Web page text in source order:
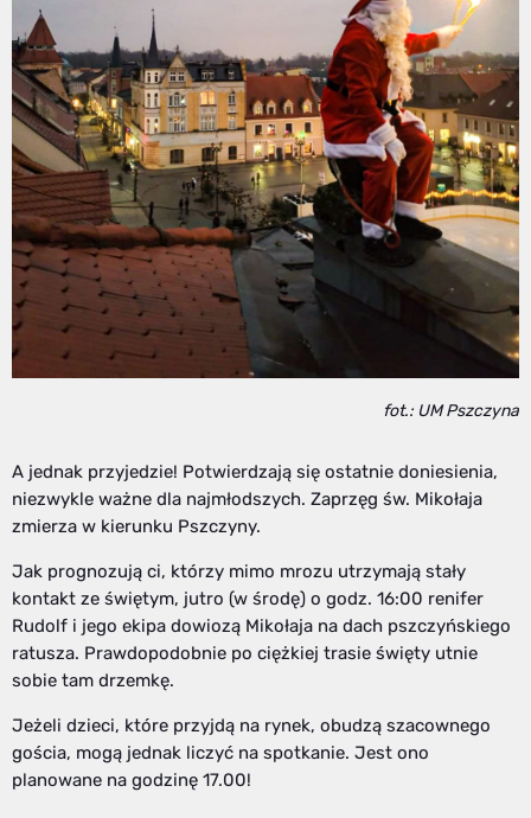
fot.: UM Pszczyna
A jednak przyjedzie! Potwierdzają się ostatnie doniesienia,
niezwykle ważne dla najmłodszych. Zaprzęg św. Mikołaja
zmierza w kierunku Pszczyny.
Jak prognozują ci, którzy mimo mrozu utrzymają stały
kontakt ze świętym, jutro (w środę) o godz. 16:00 renifer
Rudolf i jego ekipa dowiozą Mikołaja na dach pszczyńskiego
ratusza. Prawdopodobnie po ciężkiej trasie święty utnie
sobie tam drzemkę.
Jeżeli dzieci, które przyjdą na rynek, obudzą szacownego
gościa, mogą jednak liczyć na spotkanie. Jest ono
planowane na godzinę 17.00!